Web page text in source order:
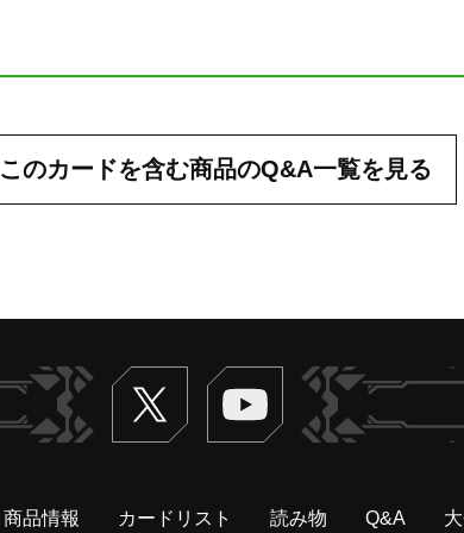
このカードを含む商品のQ&A一覧を見る
Twitter ヴァンガードch
商品情報 カードリスト 読み物 Q&A